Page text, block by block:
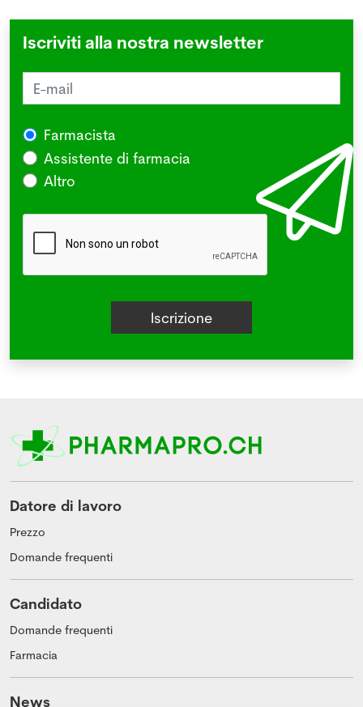
Iscriviti alla nostra newsletter
Farmacista
Assistente di farmacia
Altro
Datore di lavoro
Prezzo
Domande frequenti
Candidato
Domande frequenti
Farmacia
News